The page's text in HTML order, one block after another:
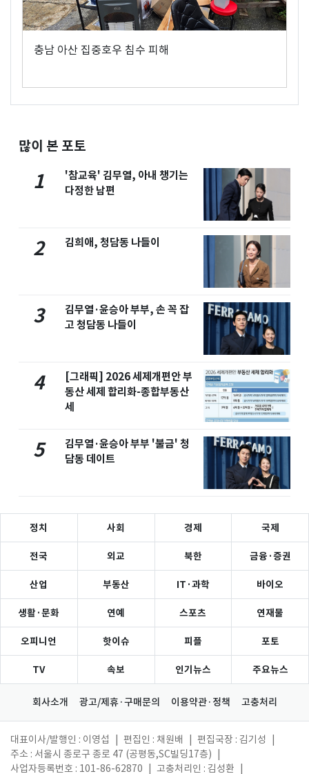
충남 아산 집중호우 침수 피해
많이 본 포토
1
'참교육' 김무열, 아내 챙기는
다정한 남편
2 김희애, 청담동 나들이
3
김무열·윤승아 부부, 손 꼭 잡
고 청담동 나들이
4
[그래픽] 2026 세제개편안 부
동산 세제 합리화-종합부동산
세
5
김무열·윤승아 부부 '불금' 청
담동 데이트
정치 사회 경제 국제
전국 외교 북한 금융·증권
산업 부동산 IT·과학 바이오
생활·문화 연예 스포츠 연재물
오피니언 핫이슈 피플 포토
TV 속보 인기뉴스 주요뉴스
회사소개 광고/제휴·구매문의 이용약관·정책 고충처리
대표이사/발행인 : 이영섭 편집인 : 채원배 편집국장 : 김기성
주소 : 서울시 종로구 종로 47 (공평동,SC빌딩17층)
사업자등록번호 : 101-86-62870
고충처리인 : 김성환